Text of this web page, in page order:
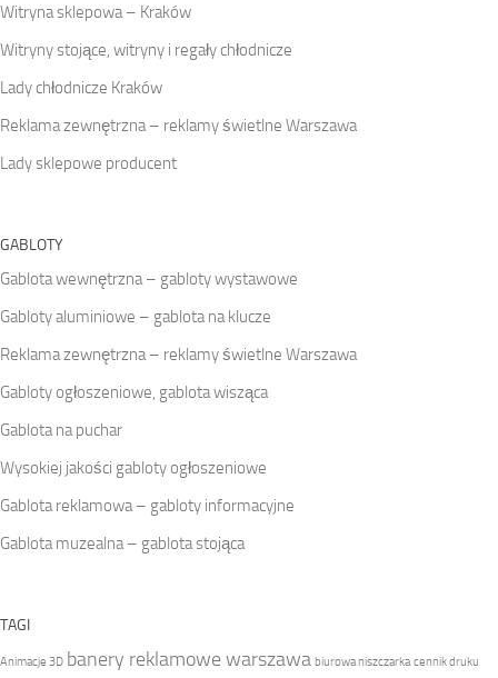
Witryna sklepowa – Kraków
Witryny stojące, witryny i regały chłodnicze
Lady chłodnicze Kraków
Reklama zewnętrzna – reklamy świetlne Warszawa
Lady sklepowe producent
GABLOTY
Gablota wewnętrzna – gabloty wystawowe
Gabloty aluminiowe – gablota na klucze
Reklama zewnętrzna – reklamy świetlne Warszawa
Gabloty ogłoszeniowe, gablota wisząca
Gablota na puchar
Wysokiej jakości gabloty ogłoszeniowe
Gablota reklamowa – gabloty informacyjne
Gablota muzealna – gablota stojąca
TAGI
Animacje 3D banery reklamowe warszawa biurowa niszczarka cennik druku